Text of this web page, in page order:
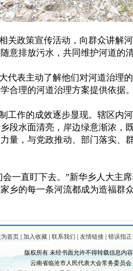
关政策宣传活动，向群众讲解
意排放污水，共同维护河道的清
代表主动了解他们对河道治理
合理的河道治理方案提供依据。
工作的成效逐步显现。辖区内
段水面清亮，岸边绿意渐浓
量，与党政推动、部门落实、
一直盯下去。”新华乡人大主
乡的每一条河流都成为造福群众
首页 加入收藏 联系我们 友情链接 错误指正
版权所有 未经书面允许不得转载信息内
云南省临沧市人民代表大会常务委员会